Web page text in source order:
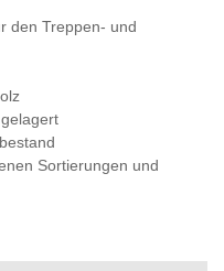
den Treppen- und
Sortierungen und